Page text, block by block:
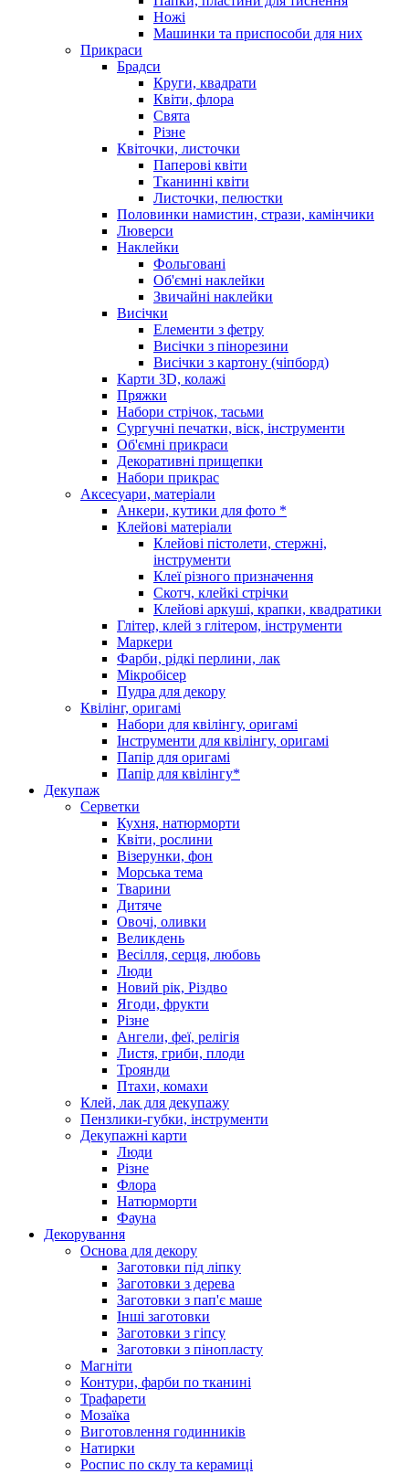
Ножі
Машинки та приспособи для них
Прикраси
Брадси
Круги, квадрати
Квіти, флора
Свята
Різне
Квіточки, листочки
Паперові квіти
Тканинні квіти
Листочки, пелюстки
Половинки намистин, стрази, камінчики
Люверси
Наклейки
Фольговані
Об'ємні наклейки
Звичайні наклейки
Висічки
Елементи з фетру
Висічки з пінорезини
Висічки з картону (чіпборд)
Карти 3D, колажі
Пряжки
Набори стрічок, тасьми
Сургучні печатки, віск, інструменти
Об'ємні прикраси
Декоративні прищепки
Набори прикрас
Аксесуари, матеріали
Анкери, кутики для фото *
Клейові матеріали
Клейові пістолети, стержні,
інструменти
Клеї різного призначення
Скотч, клейкі стрічки
Клейові аркуші, крапки, квадратики
Глітер, клей з глітером, інструменти
Маркери
Фарби, рідкі перлини, лак
Мікробісер
Пудра для декору
Квілінг, оригамі
Набори для квілінгу, оригамі
Інструменти для квілінгу, оригамі
Папір для оригамі
Папір для квілінгу*
Декупаж
Серветки
Кухня, натюрморти
Квіти, рослини
Візерунки, фон
Морська тема
Тварини
Дитяче
Овочі, оливки
Великдень
Весілля, серця, любовь
Люди
Новий рік, Різдво
Ягоди, фрукти
Різне
Ангели, феї, релігія
Листя, гриби, плоди
Троянди
Птахи, комахи
Клей, лак для декупажу
Пензлики-губки, інструменти
Декупажні карти
Люди
Різне
Флора
Натюрморти
Фауна
Декорування
Основа для декору
Заготовки під ліпку
Заготовки з дерева
Заготовки з пап'є маше
Інші заготовки
Заготовки з гіпсу
Заготовки з пінопласту
Магніти
Контури, фарби по тканині
Трафарети
Мозаїка
Виготовлення годинників
Натирки
Роспис по склу та керамиці